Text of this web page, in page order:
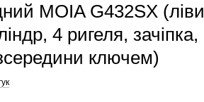
MOIA G432SX
4 ригеля, зачіпка,
ключем)